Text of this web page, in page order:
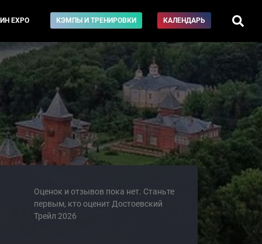
EXPO КЭМПЫ И ТРЕНИРОВКИ КАЛЕНДАРЬ
Оценок и отзывов пока нет. Станьте
первым, кто оценит Достоевский
Трейл 2026